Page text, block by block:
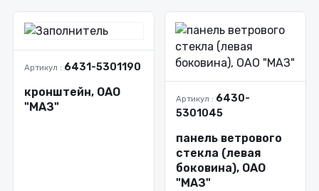
Артикул : 6431-5301190
кронштейн, ОАО
"МАЗ"
Артикул : 6430-
5301045
панель ветрового
стекла (левая
боковина), ОАО
"МАЗ"